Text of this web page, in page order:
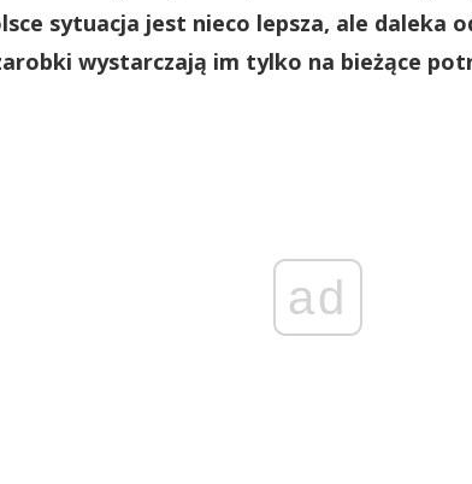
sytuacja jest nieco lepsza, ale daleka
wystarczają im tylko na bieżące
ad